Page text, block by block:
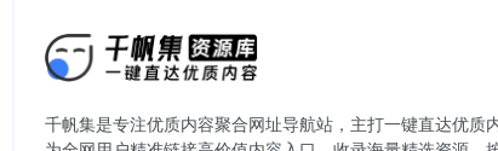
千帆集是专注优质内容聚合网址导航站，主打一键直达优质